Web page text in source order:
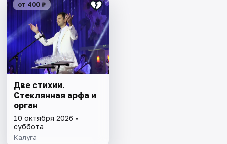
от 400 ₽
Две стихии.
Стеклянная арфа и
орган
10 октября 2026 •
суббота
Калуга